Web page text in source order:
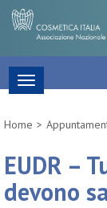
Toggle
navigation
Home
EUDR –
devono